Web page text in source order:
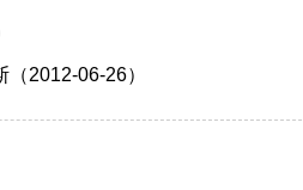
2012-06-26）